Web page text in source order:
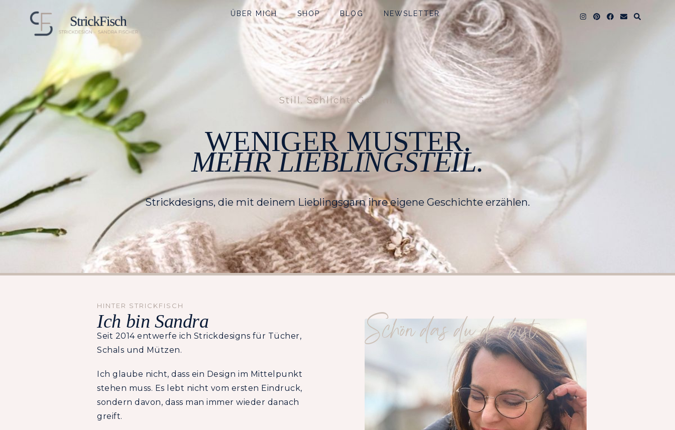
ÜBER MICH SHOP BLOG NEWSLETTER
Still. Schlicht. Gefühl.
WENIGER MUSTER.
MEHR LIEBLINGSTEIL.
Strickdesigns, die mit deinem Lieblingsgarn ihre eigene Geschichte erzählen.
HINTER STRICKFISCH
Ich bin Sandra
Seit 2014 entwerfe ich Strickdesigns für Tücher,
Schals und Mützen.
Ich glaube nicht, dass ein Design im Mittelpunkt
stehen muss. Es lebt nicht vom ersten Eindruck,
sondern davon, dass man immer wieder danach
greift.
Schön das du da bist.